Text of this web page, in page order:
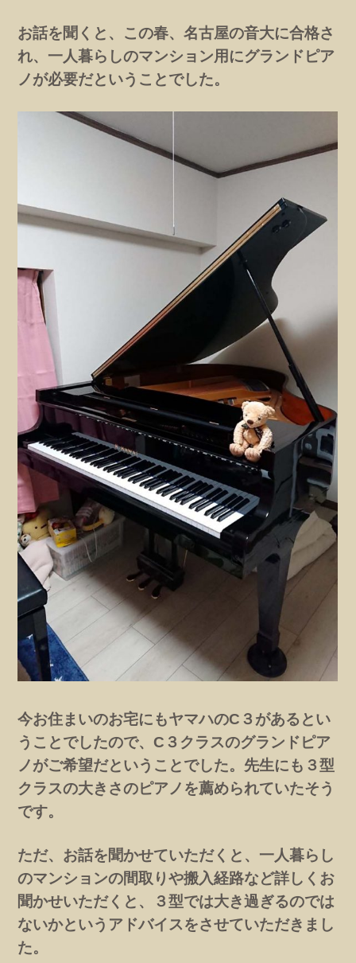
お話を聞くと、この春、名古屋の音大に合格さ
れ、一人暮らしのマンション用にグランドピア
ノが必要だということでした。
今お住まいのお宅にもヤマハのC３があるとい
うことでしたので、C３クラスのグランドピア
ノがご希望だということでした。先生にも３型
クラスの大きさのピアノを薦められていたそう
です。
ただ、お話を聞かせていただくと、一人暮らし
のマンションの間取りや搬入経路など詳しくお
聞かせいただくと、３型では大き過ぎるのでは
ないかというアドバイスをさせていただきまし
た。